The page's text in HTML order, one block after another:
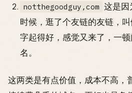
notthegoodguy,com 这是因
时候，逛了个友链的友链，
字起得好，感觉又来了，一
名。
这两类是有点价值，成本不高，